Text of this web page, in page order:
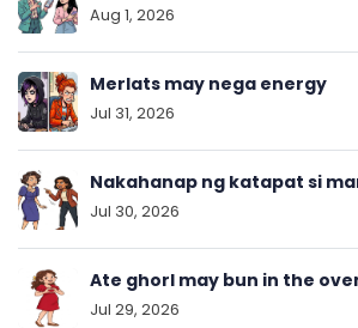
Aug 1, 2026
Merlats may nega energy
Jul 31, 2026
Nakahanap ng katapat si
Jul 30, 2026
Ate ghorl may bun in the
Jul 29, 2026